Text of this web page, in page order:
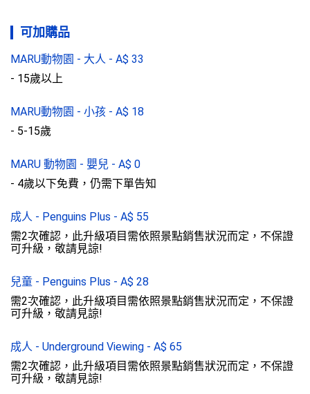
可加購品
MARU動物園 - 大人 - A$ 33
- 15歲以上
MARU動物園 - 小孩 - A$ 18
- 5-15歲
MARU 動物園 - 嬰兒 - A$ 0
- 4歲以下免費，仍需下單告知
成人 - Penguins Plus - A$ 55
需2次確認，此升級項目需依照景點銷售狀況而定，不保證
可升級，敬請見諒!
兒童 - Penguins Plus - A$ 28
需2次確認，此升級項目需依照景點銷售狀況而定，不保證
可升級，敬請見諒!
成人 - Underground Viewing - A$ 65
需2次確認，此升級項目需依照景點銷售狀況而定，不保證
可升級，敬請見諒!